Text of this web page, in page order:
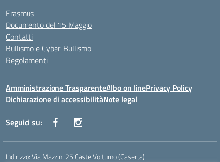
Erasmus
Documento del 15 Maggio
Contatti
Bullismo e Cyber-Bullismo
Regolamenti
Amministrazione TrasparenteAlbo on linePrivacy Policy
Dichiarazione di accessibilitàNote legali
Seguici su:
Indirizzo:Via Mazzini 25 CastelVolturno (Caserta)